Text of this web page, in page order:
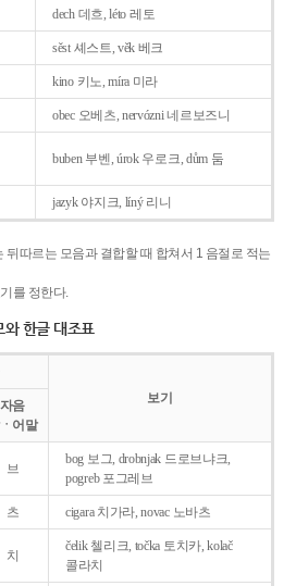
dech 데흐, léto 레토
sěst 셰스트, věk 베크
kino 키노, míra 미라
obec 오베츠, nervózni 네르보즈니
buben 부벤, úrok 우로크, dům 둠
jazyk야지크, líný 리니
뒤따르는 모음과 결합할 때 합쳐서 1 음절로 적는
를 정한다.
한글 대조표
보기
자음
어말
브
bog 보그, drobnjak 드로브냐크,
pogreb 포그레브
츠 cigara 치가라, novac 노바츠
치
čelik 첼리크, točka 토치카, kolač
콜라치